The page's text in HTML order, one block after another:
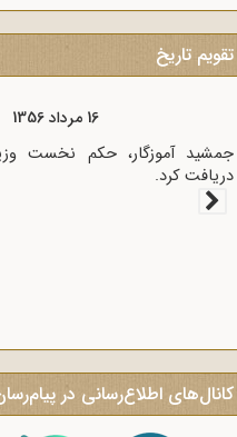
تقویم تاریخ
16 مرداد 1357
آغاز سخنرانی‌های انتقادی و
پیام امام به وعاظ و روحانیون
آگاه‌سازی در منبرهای ماه رمضان.
کانال‌های اطلاع‌رسانی در